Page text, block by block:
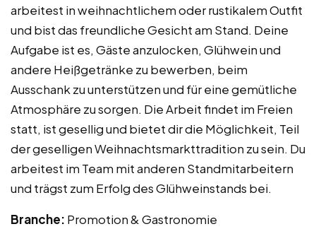
arbeitest in weihnachtlichem oder rustikalem Outfit
und bist das freundliche Gesicht am Stand. Deine
Aufgabe ist es, Gäste anzulocken, Glühwein und
andere Heißgetränke zu bewerben, beim
Ausschank zu unterstützen und für eine gemütliche
Atmosphäre zu sorgen. Die Arbeit findet im Freien
statt, ist gesellig und bietet dir die Möglichkeit, Teil
der geselligen Weihnachtsmarkttradition zu sein. Du
arbeitest im Team mit anderen Standmitarbeitern
und trägst zum Erfolg des Glühweinstands bei.
Branche: Promotion & Gastronomie